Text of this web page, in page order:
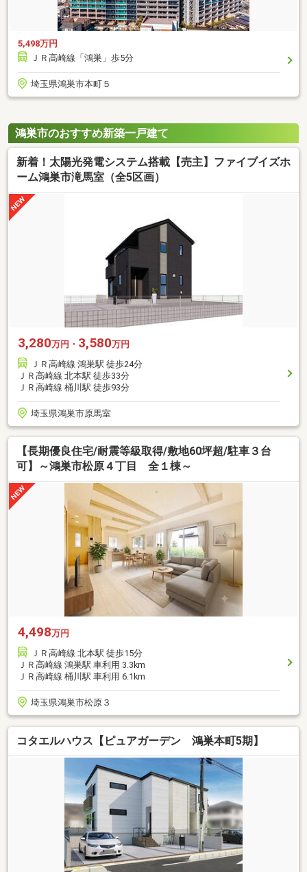
5,498万円
ＪＲ高崎線「鴻巣」歩5分
埼玉県鴻巣市本町５
鴻巣市のおすすめ新築一戸建て
新着！太陽光発電システム搭載【売主】ファイブイズホ
ーム鴻巣市滝馬室（全5区画）
3,280万円・ 3,580万円
ＪＲ高崎線 鴻巣駅 徒歩24分
ＪＲ高崎線 北本駅 徒歩33分
ＪＲ高崎線 桶川駅 徒歩93分
埼玉県鴻巣市原馬室
【長期優良住宅/耐震等級取得/敷地60坪超/駐車３台
可】～鴻巣市松原４丁目 全１棟～
4,498万円
ＪＲ高崎線 北本駅 徒歩15分
ＪＲ高崎線 鴻巣駅 車利用 3.3km
ＪＲ高崎線 桶川駅 車利用 6.1km
埼玉県鴻巣市松原３
コタエルハウス【ピュアガーデン 鴻巣本町5期】